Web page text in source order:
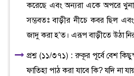
করেছে এবং অন্যরা একে অপরে
সম্ভবতঃ বাড়ীর নীচে কবর ছিল
জাদু করা হ’ত। এরূপ বাড়ীতে উঠা
প্রশ্ন (১১/৩৭১) : রুকূর পূর্বে বেশ
ফাতিহা পাঠ করা যাবে কি? যদি না